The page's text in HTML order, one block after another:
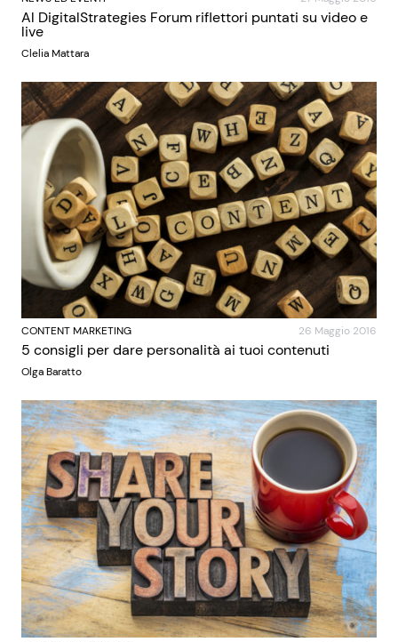
Al DigitalStrategies Forum riflettori puntati su video e
live
Clelia Mattara
CONTENT MARKETING 26 Maggio 2016
5 consigli per dare personalità ai tuoi contenuti
Olga Baratto